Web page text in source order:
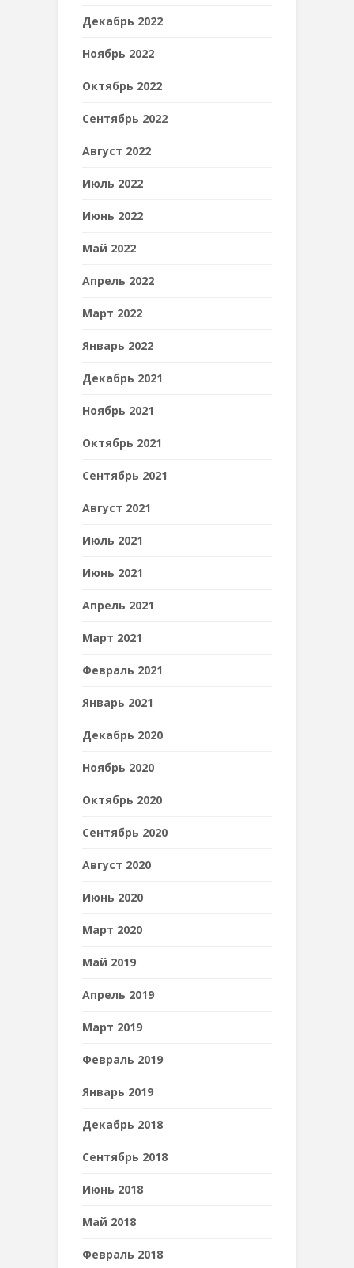
Декабрь 2022
Ноябрь 2022
Октябрь 2022
Сентябрь 2022
Август 2022
Июль 2022
Июнь 2022
Май 2022
Апрель 2022
Март 2022
Январь 2022
Декабрь 2021
Ноябрь 2021
Октябрь 2021
Сентябрь 2021
Август 2021
Июль 2021
Июнь 2021
Апрель 2021
Март 2021
Февраль 2021
Январь 2021
Декабрь 2020
Ноябрь 2020
Октябрь 2020
Сентябрь 2020
Август 2020
Июнь 2020
Март 2020
Май 2019
Апрель 2019
Март 2019
Февраль 2019
Январь 2019
Декабрь 2018
Сентябрь 2018
Июнь 2018
Май 2018
Февраль 2018